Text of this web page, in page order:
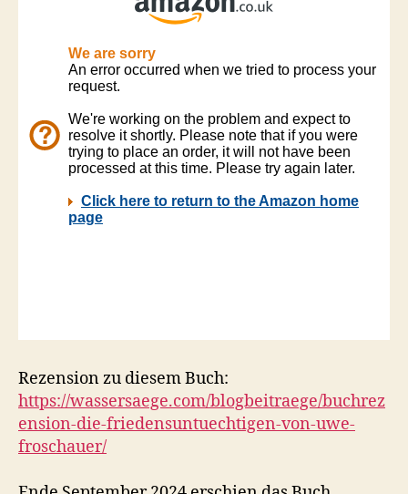
Rezension zu diesem Buch:
https://wassersaege.com/blogbeitraege/buchrez
ension-die-friedensuntuechtigen-von-uwe-
froschauer/